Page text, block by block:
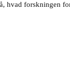
hvad